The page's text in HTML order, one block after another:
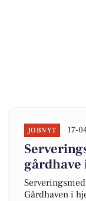
JOBNYT 17-
gårdhave
Gårdhaven i